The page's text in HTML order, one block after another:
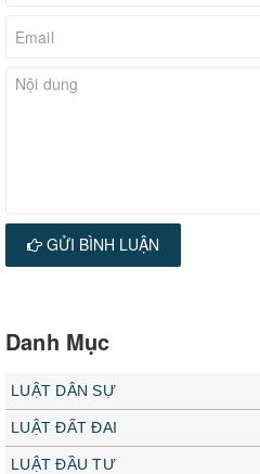
GỬI BÌNH LUẬN
Danh Mục
LUẬT DÂN SỰ
LUẬT ĐẤT ĐAI
LUẬT ĐẦU TƯ